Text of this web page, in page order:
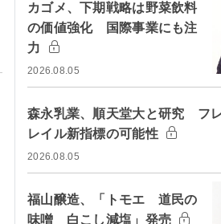
カゴメ、下期戦略は野菜飲料
の価値強化 国際事業にも注
力
2026.08.05
森永乳業、順天堂大と研究 フ
レイル新指標の可能性
2026.08.05
福山醸造、「トモエ 道民の
味噌 白こし減塩」発売